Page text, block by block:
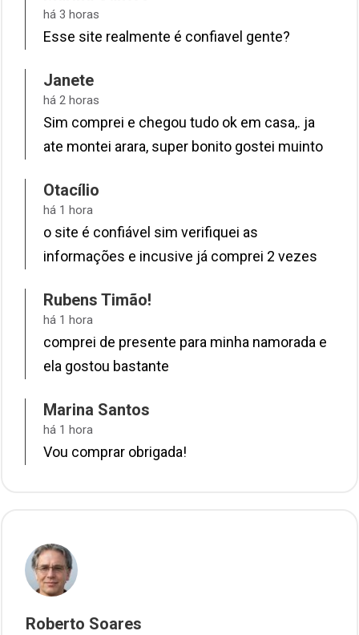
há 3 horas
Esse site realmente é confiavel gente?
Janete
há 2 horas
Sim comprei e chegou tudo ok em casa,. ja
ate montei arara, super bonito gostei muinto
Otacílio
há 1 hora
o site é confiável sim verifiquei as
informações e incusive já comprei 2 vezes
Rubens Timão!
há 1 hora
comprei de presente para minha namorada e
ela gostou bastante
Marina Santos
há 1 hora
Vou comprar obrigada!
Roberto Soares